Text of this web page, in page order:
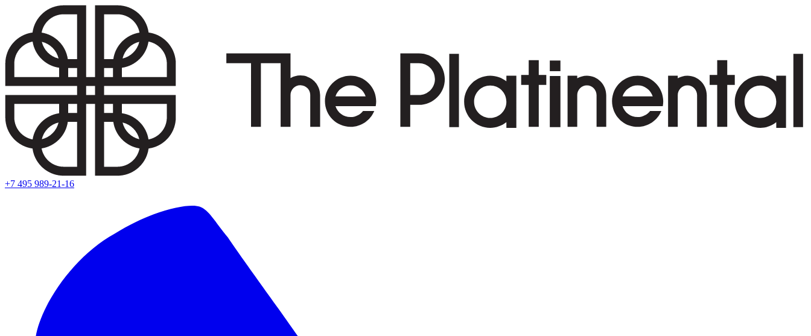
+7 495 989-21-16